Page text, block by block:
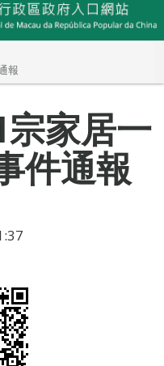
報
家居一
件通報